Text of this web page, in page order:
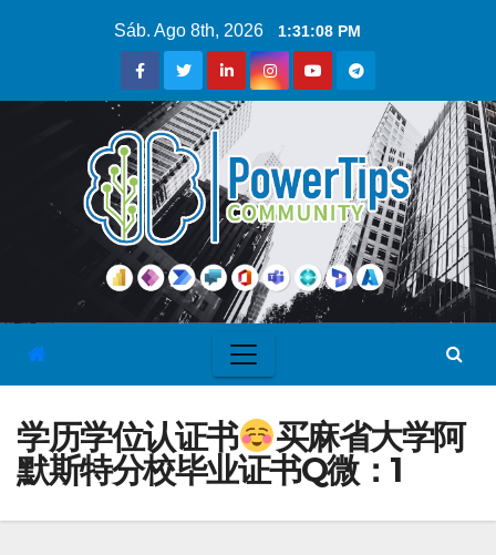
Sáb. Ago 8th, 2026 1:31:09 PM
学历学位认证书
买麻省大学阿
默斯特分校毕业证书Q微：1